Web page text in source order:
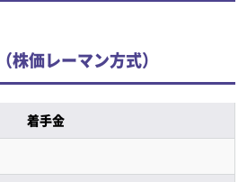
株価レーマン方式）
着手金